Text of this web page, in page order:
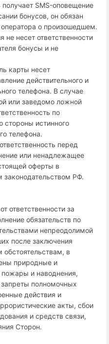
SMS-оповещение
бонусов, он обязан
о произошедшем.
не несет ответственности
бонусы и не
карты несет
действительного и
телефона. В случае
или заведомо ложной
по
стороны истинного
телефона.
перед
или ненадлежащее
оферты в
законодательством РФ.
ответственности за
обязательств по
непреодолимой
после заключения
в
природные и
и наводнения,
полномочных
действия и
акты, сбои
и средств связи,
Сторон.